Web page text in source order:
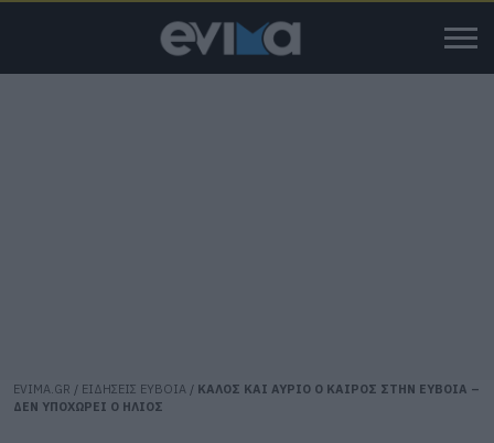
EVIMA.GR / ΕΙΔΗΣΕΙΣ ΕΥΒΟΙΑ / ΚΑΛΟΣ ΚΑΙ ΑΥΡΙΟ Ο ΚΑΙΡΟΣ ΣΤΗΝ ΕΥΒΟΙΑ –
ΔΕΝ ΥΠΟΧΩΡΕΙ Ο ΗΛΙΟΣ